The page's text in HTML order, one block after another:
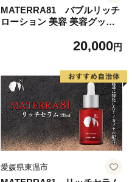
MATERRA81 バブルリッチ
ローション 美容 美容グッズ
ル マテラ ナイアシンアミド
20,000円
愛媛県東温市